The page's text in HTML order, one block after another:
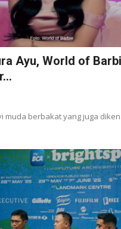
Ayu, World of
muda berbakat yang juga